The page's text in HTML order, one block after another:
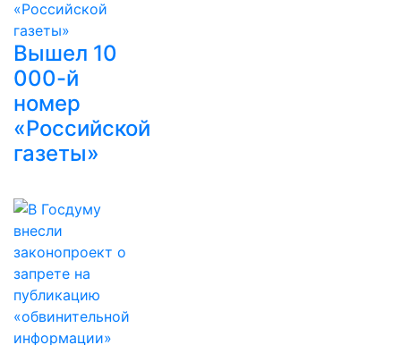
Вышел 10
000-й
номер
«Российской
газеты»